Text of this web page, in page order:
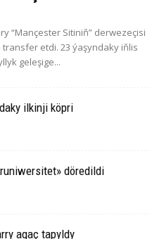
“Mançester Sitiniň” derwezeçisi
etdi. 23 ýaşyndaky iňlis
geleşige...
ilkinji köp­ri
döredildi
agaç tapyldy